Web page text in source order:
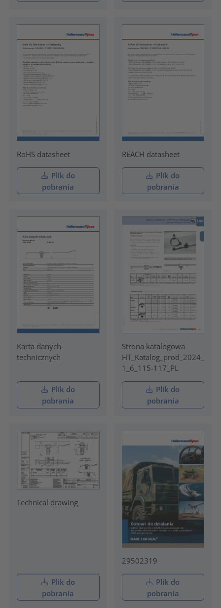
RoHS datasheet
Plik do
pobrania
REACH datasheet
Plik do
pobrania
Karta danych
technicznych
Plik do
pobrania
Strona katalogowa
HT_Katalog_prod_2024_
1_6_115-117_PL
Plik do
pobrania
Technical drawing
Plik do
pobrania
29502319
Plik do
pobrania